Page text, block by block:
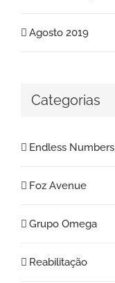
Agosto 2019
Categorias
Endless Numbers
Foz Avenue
Grupo Omega
Reabilitação